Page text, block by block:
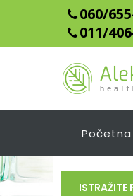
060/
011/
Početna
ISTRAŽITE